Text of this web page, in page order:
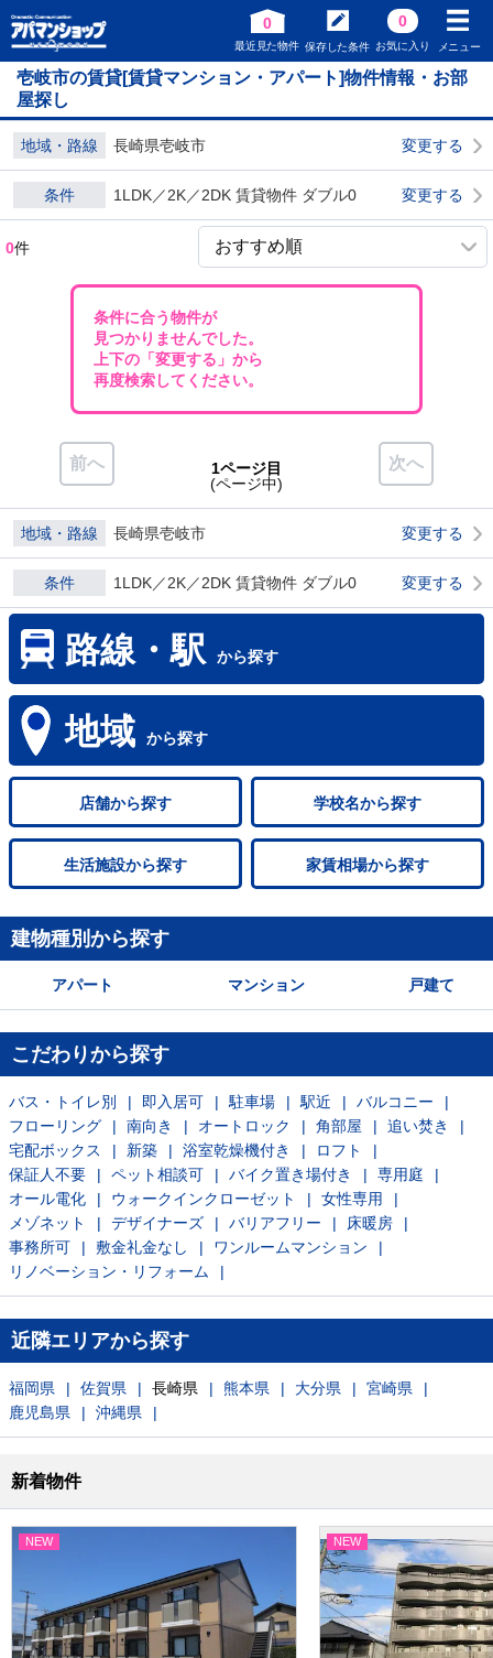
0
最近見た物件 保存した条件
0
お気に入り メニュー
壱岐市の賃貸[賃貸マンション・アパート]物件情報・お部
屋探し
地域・路線 長崎県壱岐市 変更する
条件 1LDK／2K／2DK 賃貸物件 ダブル0 変更する
0件
条件に合う物件が
見つかりませんでした。
上下の「変更する」から
再度検索してください。
前へ 次へ
1ページ目
(ページ中)
地域・路線 長崎県壱岐市 変更する
条件 1LDK／2K／2DK 賃貸物件 ダブル0 変更する
路線・駅 から探す
地域 から探す
店舗から探す 学校名から探す
生活施設から探す 家賃相場から探す
建物種別から探す
アパート マンション 戸建て
こだわりから探す
バス・トイレ別 即入居可 駐車場 駅近
バルコニー
フローリング
南向き オートロック 角部屋
追い焚き
宅配ボックス
新築 浴室乾燥機付き
ロフト
保証人不要
ペット相談可 バイク置き場付き
専用庭
オール電化
ウォークインクローゼット
女性専用
メゾネット
デザイナーズ バリアフリー
床暖房
事務所可
敷金礼金なし
ワンルームマンション
リノベーション・リフォーム
近隣エリアから探す
福岡県 佐賀県 長崎県 熊本県 大分県
宮崎県
鹿児島県
沖縄県
新着物件
NEW NEW